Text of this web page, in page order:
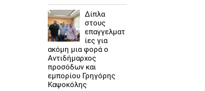
Δίπλα
στους
επαγγελματ
ίες για
ακόμη μια φορά ο
Αντιδήμαρχος
προσόδων και
εμπορίου Γρηγόρης
Καψοκόλης